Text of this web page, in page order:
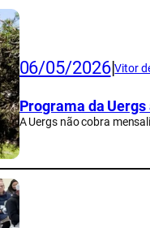
06/05/2026|Vitor
Programa da
A Uergs não cobra